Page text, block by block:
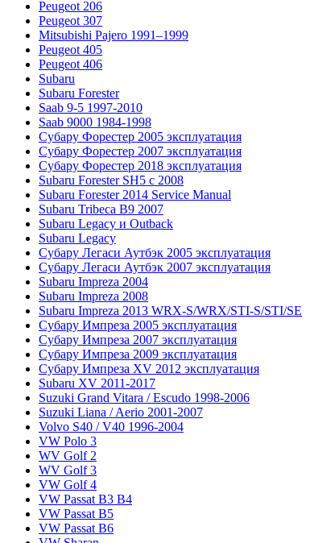
Peugeot 206
Peugeot 307
Mitsubishi Pajero 1991–1999
Peugeot 405
Peugeot 406
Subaru
Subaru Forester
Saab 9-5 1997-2010
Saab 9000 1984-1998
Субару Форестер 2005 эксплуатация
Субару Форестер 2007 эксплуатация
Субару Форестер 2018 эксплуатация
Subaru Forester SH5 с 2008
Subaru Forester 2014 Service Manual
Subaru Tribeca В9 2007
Subaru Legacy и Outback
Subaru Legacy
Субару Легаси Аутбэк 2005 эксплуатация
Субару Легаси Аутбэк 2007 эксплуатация
Subaru Impreza 2004
Subaru Impreza 2008
Subaru Impreza 2013 WRX-S/WRX/STI-S/STI/SE
Субару Импреза 2005 эксплуатация
Субару Импреза 2007 эксплуатация
Субару Импреза 2009 эксплуатация
Субару Импреза XV 2012 эксплуатация
Subaru XV 2011-2017
Suzuki Grand Vitara / Escudo 1998-2006
Suzuki Liana / Aerio 2001-2007
Volvo S40 / V40 1996-2004
VW Polo 3
WV Golf 2
WV Golf 3
VW Golf 4
VW Passat B3 B4
VW Passat B5
VW Passat B6